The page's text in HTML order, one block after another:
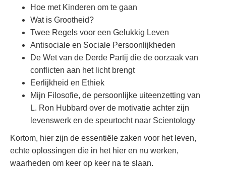
Hoe met Kinderen om te gaan
Wat is Grootheid?
Twee Regels voor een Gelukkig Leven
Antisociale en Sociale Persoonlijkheden
De Wet van de Derde Partij die de oorzaak van
conflicten aan het licht brengt
Eerlijkheid en Ethiek
Mijn Filosofie, de persoonlijke uiteenzetting van
L. Ron Hubbard over de motivatie achter zijn
levenswerk en de speurtocht naar Scientology
Kortom, hier zijn de essentiële zaken voor het leven,
echte oplossingen die in het hier en nu werken,
waarheden om keer op keer na te slaan.